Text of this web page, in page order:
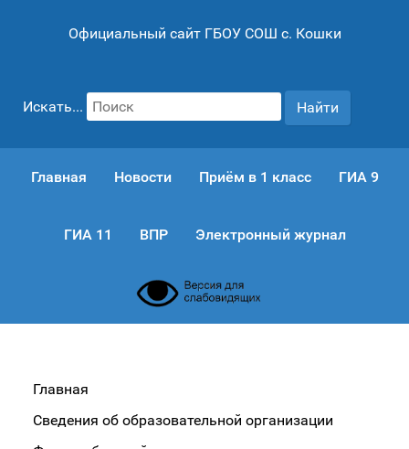
Официальный сайт ГБОУ СОШ с. Кошки
Искать... Найти
Главная Новости Приём в 1 класс ГИА 9
ГИА 11 ВПР Электронный журнал
Главная
Сведения об образовательной организации